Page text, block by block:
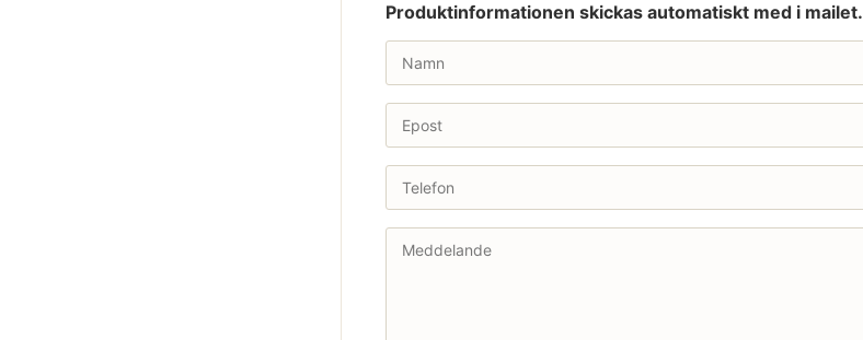
Produktinformationen skickas automatiskt med i mailet.